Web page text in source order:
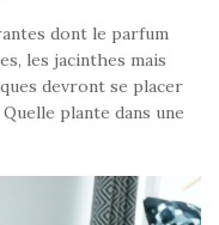
dont le parfum
les jacinthes mais
devront se placer
plante dans une